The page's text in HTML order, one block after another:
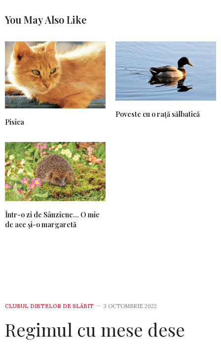
You May Also Like
Pisica
Poveste cu o rață sălbatică
Într-o zi de Sânziene… O mie
de ace și-o margaretă
CLUBUL DIETELOR DE SLĂBIT 3 OCTOMBRIE 2022
Regimul cu mese dese